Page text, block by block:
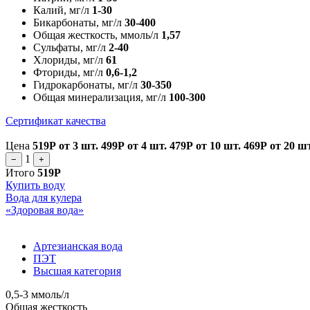
Калий, мг/л 1-30
Бикарбонаты, мг/л 30-400
Общая жесткость, ммоль/л 1,57
Сульфаты, мг/л 2-40
Хлориды, мг/л 61
Фториды, мг/л 0,6-1,2
Гидрокарбонаты, мг/л 30-350
Общая минерализация, мг/л 100-300
Сертификат качества
Цена 519Р от 3 шт. 499Р от 4 шт. 479Р от 10 шт. 469Р от 20
− 1 +
Итого 519Р
Купить воду
Вода для кулера
«Здоровая вода»
Артезианская вода
ПЭТ
Высшая категория
0,5-3 ммоль/л
Общая жесткость